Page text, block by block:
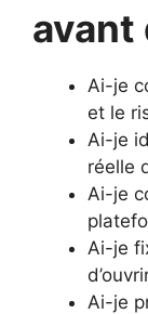
avant
Ai-je
et le
Ai-je
réelle
Ai-je
Ai-je
Ai-je